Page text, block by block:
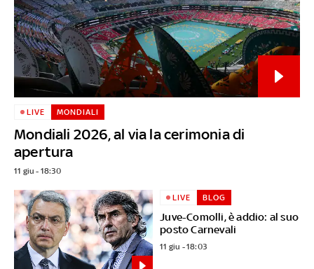
Mondiali 2026, al via la cerimonia di
apertura
LIVE MONDIALI
11 giu - 18:30
Juve-Comolli, è addio: al suo
posto Carnevali
LIVE BLOG
11 giu - 18:03